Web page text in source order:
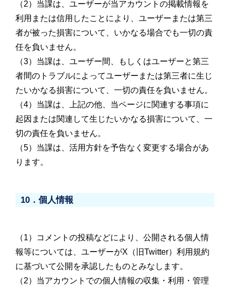
（2）当課は、ユーザーが当アカウントの掲載情報を
利用または信用したことにより、ユーザーまたは第三
者が被った損害について、いかなる場合でも一切の責
任を負いません。
（3）当課は、ユーザー間、もしくはユーザーと第三
者間のトラブルによってユーザーまたは第三者に生じ
たいかなる損害について、一切の責任を負いません。
（4）当課は、上記の他、当ページに関連する事項に
起因または関連して生じたいかなる損害について、一
切の責任を負いません。
（5）当課は、活用方針を予告なく変更する場合があ
ります。
10．個人情報
（1）コメントの投稿などにより、公開される個人情
報等については、ユーザーがX（旧Twitter）利用規約
に基づいて公開を承認したものとみなします。
（2）当アカウントでの個人情報の収集・利用・管理